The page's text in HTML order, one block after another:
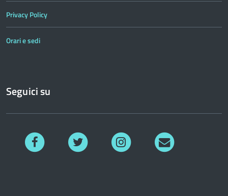
Privacy Policy
Orari e sedi
Seguici su
Facebook Instagram